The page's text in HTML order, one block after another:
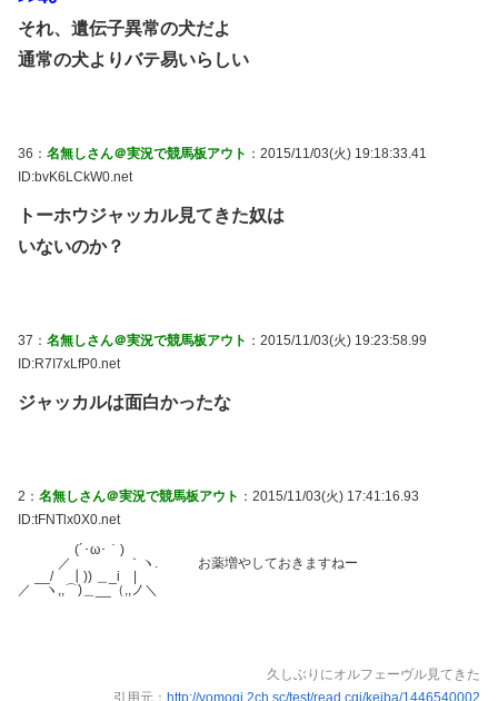
それ、遺伝子異常の犬だよ
通常の犬よりバテ易いらしい
36： 名無しさん＠実況で競馬板アウト ：2015/11/03(火) 19:18:33.41
ID:bvK6LCkW0.net
トーホウジャッカル見てきた奴は
いないのか？
37： 名無しさん＠実況で競馬板アウト ：2015/11/03(火) 19:23:58.99
ID:R7I7xLfP0.net
ジャッカルは面白かったな
2： 名無しさん＠実況で競馬板アウト ：2015/11/03(火) 17:41:16.93
ID:tFNTlx0X0.net
(´･ω･｀)
／ ｀ヽ. お薬増やしておきますねー
__/ ┃)) ＿_i |
／ ヽ,,⌒)＿__（,,ノ＼
久しぶりにオルフェーヴル見てきた
引用元： http://yomogi.2ch.sc/test/read.cgi/keiba/1446540002